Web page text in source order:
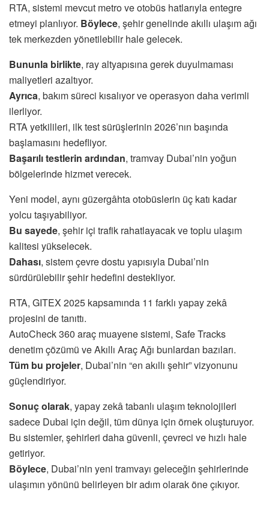
RTA, sistemi mevcut metro ve otobüs hatlarıyla entegre
etmeyi planlıyor. Böylece, şehir genelinde akıllı ulaşım ağı
tek merkezden yönetilebilir hale gelecek.
Bununla birlikte, ray altyapısına gerek duyulmaması
maliyetleri azaltıyor.
Ayrıca, bakım süreci kısalıyor ve operasyon daha verimli
ilerliyor.
RTA yetkilileri, ilk test sürüşlerinin 2026’nın başında
başlamasını hedefliyor.
Başarılı testlerin ardından, tramvay Dubai’nin yoğun
bölgelerinde hizmet verecek.
Yeni model, aynı güzergâhta otobüslerin üç katı kadar
yolcu taşıyabiliyor.
Bu sayede, şehir içi trafik rahatlayacak ve toplu ulaşım
kalitesi yükselecek.
Dahası, sistem çevre dostu yapısıyla Dubai’nin
sürdürülebilir şehir hedefini destekliyor.
RTA, GITEX 2025 kapsamında 11 farklı yapay zekâ
projesini de tanıttı.
AutoCheck 360 araç muayene sistemi, Safe Tracks
denetim çözümü ve Akıllı Araç Ağı bunlardan bazıları.
Tüm bu projeler, Dubai’nin “en akıllı şehir” vizyonunu
güçlendiriyor.
Sonuç olarak, yapay zekâ tabanlı ulaşım teknolojileri
sadece Dubai için değil, tüm dünya için örnek oluşturuyor.
Bu sistemler, şehirleri daha güvenli, çevreci ve hızlı hale
getiriyor.
Böylece, Dubai’nin yeni tramvayı geleceğin şehirlerinde
ulaşımın yönünü belirleyen bir adım olarak öne çıkıyor.